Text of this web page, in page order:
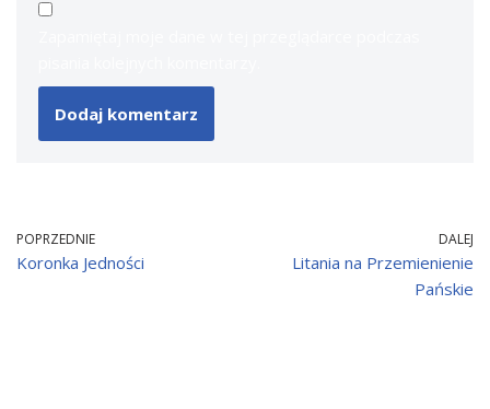
POPRZEDNIE
Koronka Jedności
DALEJ
Litania na Przemienienie
Pańskie